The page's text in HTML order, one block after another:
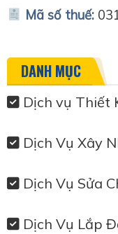
Mã số thuế:
DANH MỤC
Dịch vụ Thiết
Dịch Vụ Xây
Dịch Vụ Sửa
Dịch Vụ Lắp